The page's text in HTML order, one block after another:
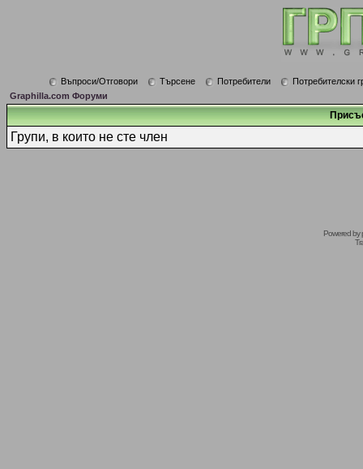
Въпроси/Отговори Търсене Потребители
Потребителски
Graphilla.com Форуми
Групи, в които не сте член
Powered by